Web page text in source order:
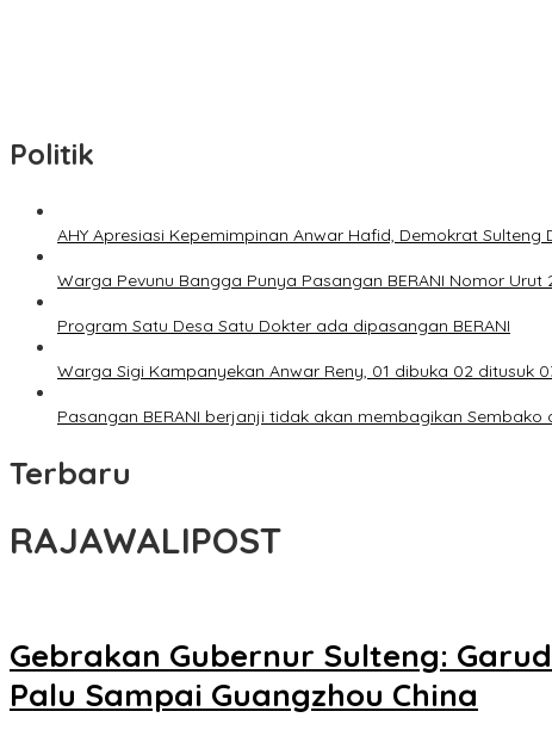
Politik
AHY Apresiasi Kepemimpinan Anwar Hafid, Demokrat Sulteng
Warga Pevunu Bangga Punya Pasangan BERANI Nomor Urut
Program Satu Desa Satu Dokter ada dipasangan BERANI
Warga Sigi Kampanyekan Anwar Reny, 01 dibuka 02 ditusuk
Pasangan BERANI berjanji tidak akan membagikan
Terbaru
RAJAWALIPOST
Gebrakan Gubernur Sulteng:
Palu Sampai Guangzhou China